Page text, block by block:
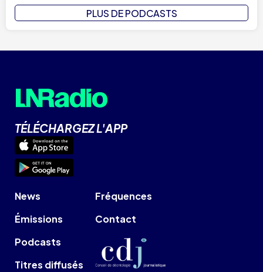
PLUS DE PODCASTS
TÉLÉCHARGEZ L'APP
News
Émissions
Podcasts
Titres diffusés
Fréquences
Contact